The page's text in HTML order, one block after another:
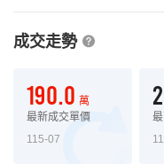
成交走勢
190.0 萬
最新成交單價
115-07